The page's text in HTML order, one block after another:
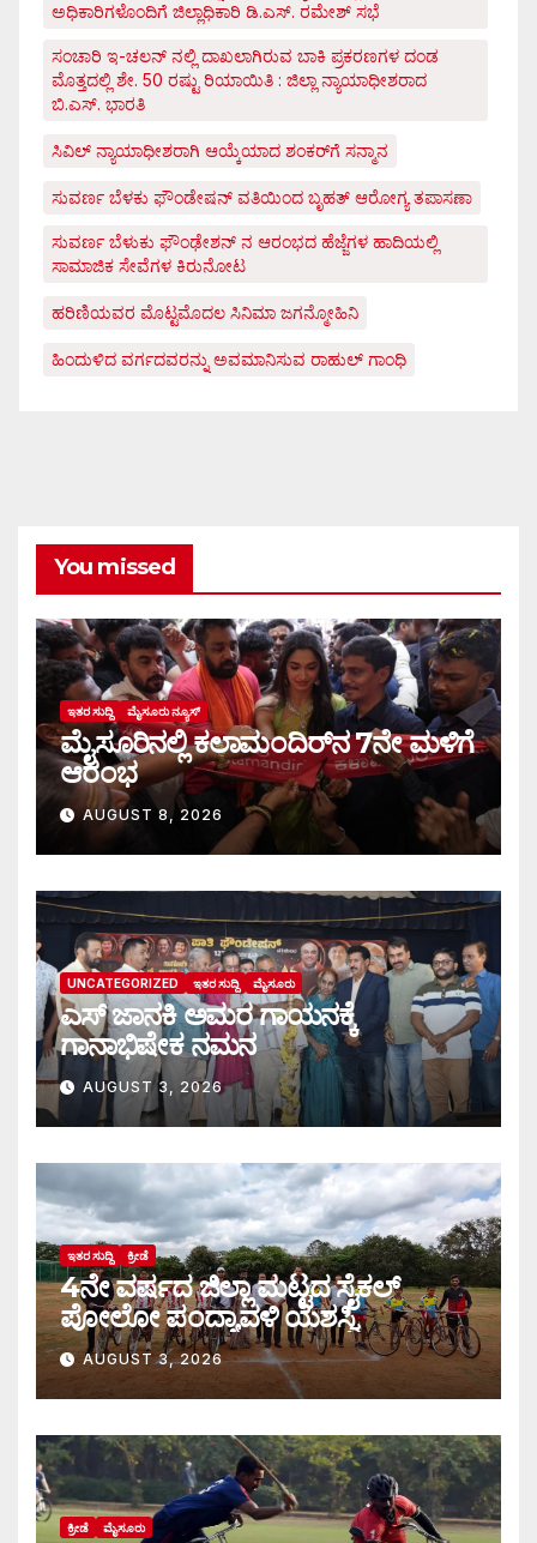
ಅಧಿಕಾರಿಗಳೊಂದಿಗೆ ಜಿಲ್ಲಾಧಿಕಾರಿ ಡಿ.ಎಸ್. ರಮೇಶ್ ಸಭೆ
ಸಂಚಾರಿ ಇ-ಚಲನ್ ನಲ್ಲಿ ದಾಖಲಾಗಿರುವ ಬಾಕಿ ಪ್ರಕರಣಗಳ ದಂಡ
ಮೊತ್ತದಲ್ಲಿ ಶೇ. 50 ರಷ್ಟು ರಿಯಾಯಿತಿ : ಜಿಲ್ಲಾ ನ್ಯಾಯಾಧೀಶರಾದ
ಬಿ.ಎಸ್. ಭಾರತಿ
ಸಿವಿಲ್ ನ್ಯಾಯಾಧೀಶರಾಗಿ ಆಯ್ಕೆಯಾದ ಶಂಕರ್‌ಗೆ ಸನ್ಮಾನ
ಸುವರ್ಣ ಬೆಳಕು ಫೌಂಡೇಷನ್ ವತಿಯಿಂದ ಬೃಹತ್ ಆರೋಗ್ಯ ತಪಾಸಣಾ
ಸುವರ್ಣ ಬೆಳುಕು ಫೌಂಢೇಶನ್ ನ ಆರಂಭದ ಹೆಜ್ಜೆಗಳ ಹಾದಿಯಲ್ಲಿ
ಸಾಮಾಜಿಕ ಸೇವೆಗಳ ಕಿರುನೋಟ
ಹರಿಣಿಯವರ ಮೊಟ್ಟಮೊದಲ ಸಿನಿಮಾ ಜಗನ್ಮೋಹಿನಿ
ಹಿಂದುಳಿದ ವರ್ಗದವರನ್ನು ಅವಮಾನಿಸುವ ರಾಹುಲ್ ಗಾಂಧಿ
You missed
ಇತರ ಸುದ್ದಿ ಮೈಸೂರು ನ್ಯೂಸ್
ಮೈಸೂರಿನಲ್ಲಿ ಕಲಾಮಂದಿರ್‌ನ 7ನೇ ಮಳಿಗೆ
ಆರಂಭ
AUGUST 8, 2026
UNCATEGORIZED ಇತರ ಸುದ್ದಿ ಮೈಸೂರು
ಎಸ್ ಜಾನಕಿ ಅಮರ ಗಾಯನಕ್ಕೆ
ಗಾನಾಭಿಷೇಕ ನಮನ
AUGUST 3, 2026
ಇತರ ಸುದ್ದಿ ಕ್ರೀಡೆ
4ನೇ ವರ್ಷದ ಜಿಲ್ಲಾ ಮಟ್ಟದ ಸೈಕಲ್
ಪೋಲೋ ಪಂದ್ಯಾವಳಿ ಯಶಸ್ವಿ
AUGUST 3, 2026
ಕ್ರೀಡೆ ಮೈಸೂರು